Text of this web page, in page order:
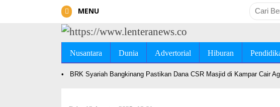
MENU
Nusantara Dunia Advertorial Hiburan
• BRK Syariah Bangkinang Pastikan Dana CSR Masjid di Kampar Cair